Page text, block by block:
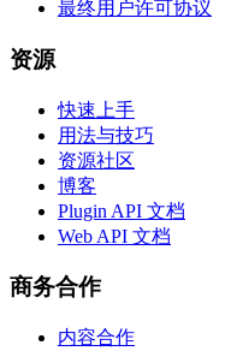
最终用户许可协议
资源
快速上手
用法与技巧
资源社区
博客
Plugin API 文档
Web API 文档
商务合作
内容合作